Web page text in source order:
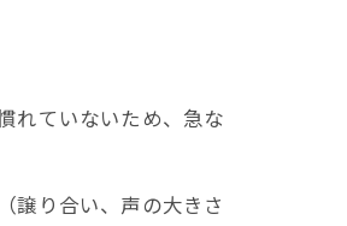
れていないため、急な
譲り合い、声の大きさ